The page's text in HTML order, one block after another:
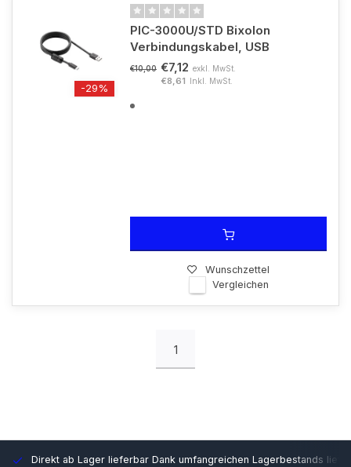
-29%
PIC-3000U/STD Bixolon
Verbindungskabel, USB
€10,00 €7,12 exkl. MwSt.
€8,61 Inkl. MwSt.
Wunschzettel
Vergleichen
1
Direkt ab Lager lieferbar Dank umfangreichen Lagerbestands